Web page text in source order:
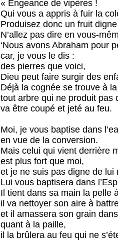
« Engeance de vipères !
Qui vous a appris à fuir la
Produisez donc un fruit
N’allez pas dire en vous-
‘Nous avons Abraham pour
car, je vous le dis :
des pierres que voici,
Dieu peut faire surgir des
Déjà la cognée se trouve à
tout arbre qui ne produit pas
va être coupé et jeté au feu.
Moi, je vous baptise dans
en vue de la conversion.
Mais celui qui vient derrière
est plus fort que moi,
et je ne suis pas digne de lui
Lui vous baptisera dans
Il tient dans sa main la pelle
il va nettoyer son aire à
et il amassera son grain
quant à la paille,
il la brûlera au feu qui ne